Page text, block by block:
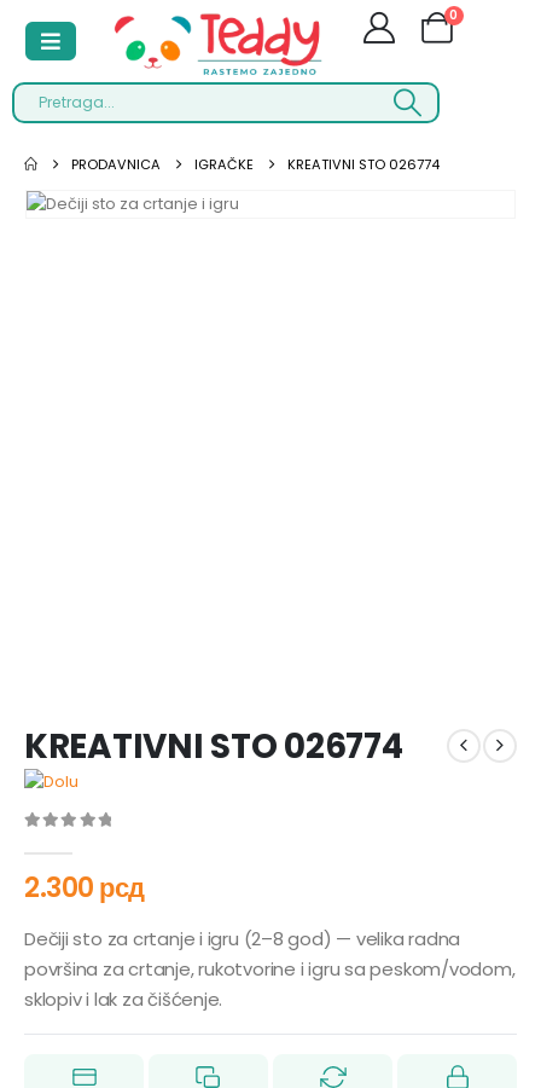
0
PRODAVNICA IGRAČKE KREATIVNI STO 026774
KREATIVNI STO 026774
2.300рсд
Dečiji sto za crtanje i igru (2–8 god) — velika radna
površina za crtanje, rukotvorine i igru sa peskom/vodom,
sklopiv i lak za čišćenje.